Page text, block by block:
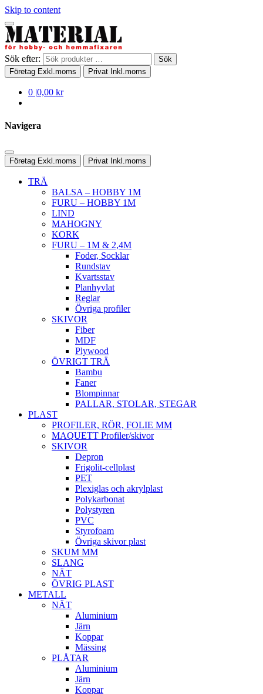
Skip to content
Sök efter:
Sök
Företag Exkl.moms Privat Inkl.moms
0 |0,00 kr
Navigera
Företag Exkl.moms Privat Inkl.moms
TRÄ
BALSA – HOBBY 1M
FURU – HOBBY 1M
LIND
MAHOGNY
KORK
FURU – 1M & 2,4M
Foder, Socklar
Rundstav
Kvartsstav
Planhyvlat
Reglar
Övriga profiler
SKIVOR
Fiber
MDF
Plywood
ÖVRIGT TRÄ
Bambu
Faner
Blompinnar
PALLAR, STOLAR, STEGAR
PLAST
PROFILER, RÖR, FOLIE MM
MAQUETT Profiler/skivor
SKIVOR
Depron
Frigolit-cellplast
PET
Plexiglas och akrylplast
Polykarbonat
Polystyren
PVC
Styrofoam
Övriga skivor plast
SKUM MM
SLANG
NÄT
ÖVRIG PLAST
METALL
NÄT
Aluminium
Järn
Koppar
Mässing
PLÅTAR
Aluminium
Järn
Koppar